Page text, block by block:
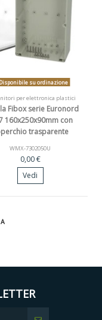
su ordinazione
per elettronica plastici
Fibox serie Euronord
160x250x90mm con
trasparente
WMX-7302050U
0,00 €
Vedi